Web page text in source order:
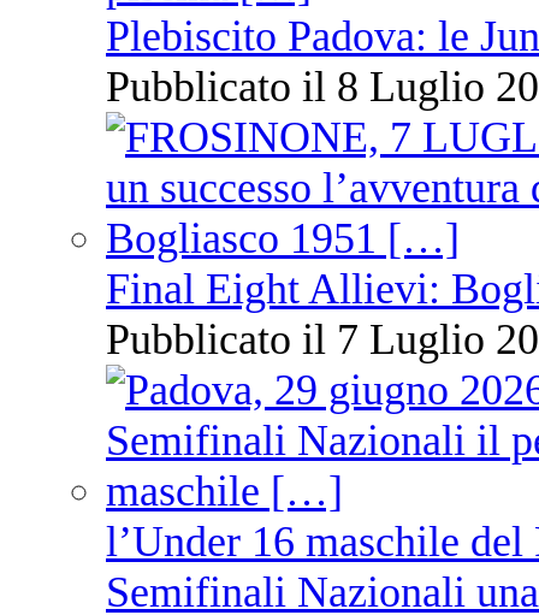
Plebiscito Padova: le
Pubblicato il 8 Luglio
Final Eight Allievi:
Pubblicato il 7 Luglio
l’Under 16 maschile
Semifinali Nazionali